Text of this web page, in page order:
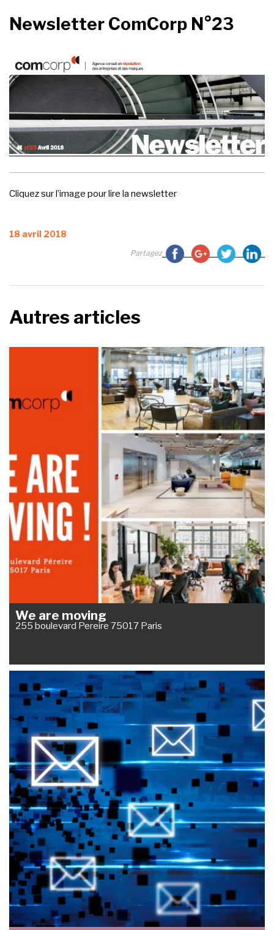
Newsletter ComCorp N°23
Cliquez sur l’image pour lire la newsletter
Publié
18 avril 2018
Partagez
Autres articles
We are moving
255 boulevard Pereire 75017 Paris